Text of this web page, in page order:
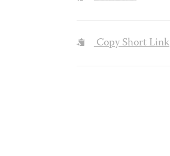
Copy Short Link